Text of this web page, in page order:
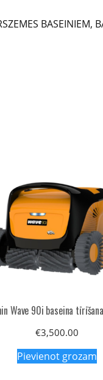
BASEINIEM,
Wave 90i baseina
€3,500.00
Pievienot grozam